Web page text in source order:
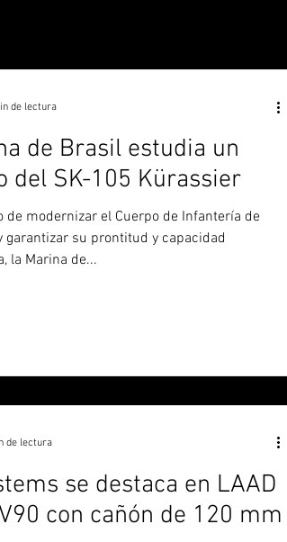
de Brasil estudia un
del SK-105 Kürassier
de modernizar el Cuerpo de Infantería de
garantizar su prontitud y capacidad
la Marina de...
de lectura
se destaca en LAAD
con cañón de 120 mm
de lectura